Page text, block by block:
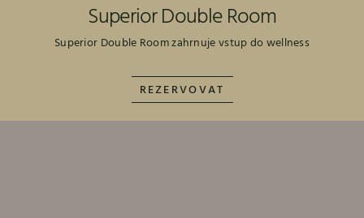
Superior Double Room
Superior Double Room zahrnuje vstup do wellness
REZERVOVAT